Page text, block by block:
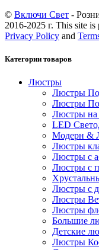
© Включи Свет -
2016-2025 г. This site
Privacy Policy and
Категории товаров
Люстры
Люстры
Люстры
Люстры
LED
Модерн &
Люстры
Люстры с
Люстры с
Люстры с
Люстры
Люстры
Большие
Детские
Люстры